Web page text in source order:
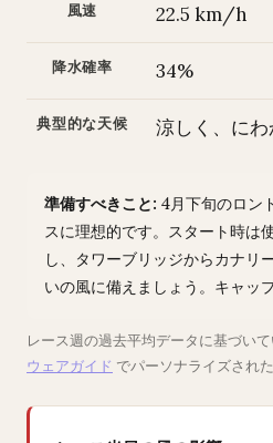
風速 22.5 km/h
降水確率 34%
典型的な天候 涼しく、に
準備すべきこと: 4月下旬のロン
スに理想的です。スタート時は
し、タワーブリッジからカナリ
いの風に備えましょう。キャッ
レース週の過去平均データに基づいて
ウェアガイド でパーソナライズされ